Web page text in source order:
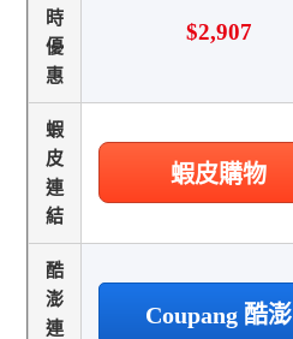
時
優
惠
$2,907
蝦
皮
連
結
蝦皮購物
酷
澎
連
Coupang 酷澎